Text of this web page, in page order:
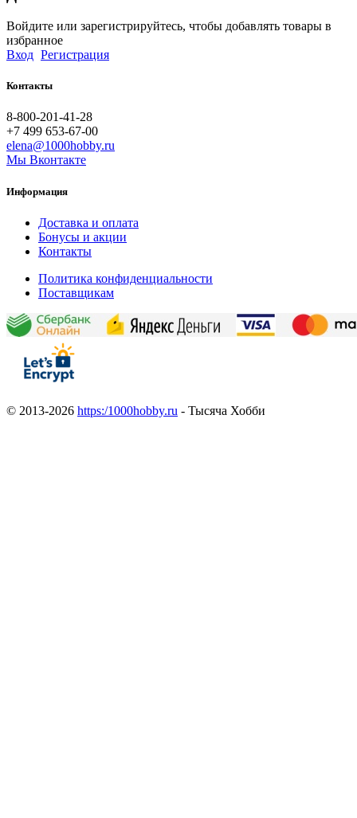
Войдите или зарегистрируйтесь, чтобы добавлять товары в
избранное
Вход Регистрация
Контакты
8-800-201-41-28
+7 499 653-67-00
elena@1000hobby.ru
Мы Вконтакте
Информация
Доставка и оплата
Бонусы и акции
Контакты
Политика конфиденциальности
Поставщикам
© 2013-2026 https:/1000hobby.ru - Тысяча Хобби